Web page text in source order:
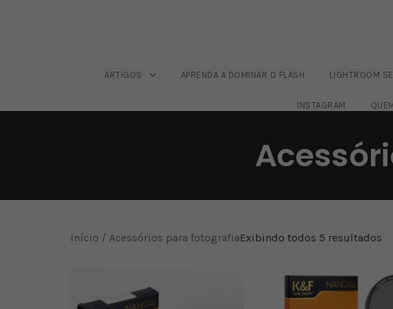
ARTIGOS APRENDA A DOMINAR O FLASH LIGHTROOM
INSTAGRAM
Início / Acessórios para fotografiaExibindo todos 5 resultados